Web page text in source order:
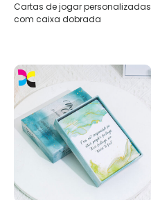
Cartas de jogar personalizadas
com caixa dobrada